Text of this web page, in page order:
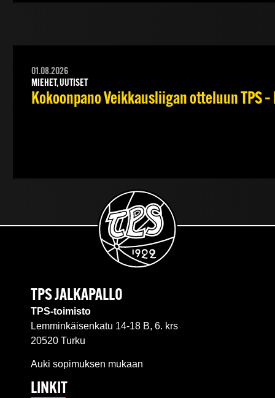
01.08.2026
MIEHET, UUTISET
Kokoonpano Veikkausliigan otteluun TPS
TPS JALKAPALLO
TPS-toimisto
Lemminkäisenkatu 14-18 B, 6. krs
20520 Turku
Auki sopimuksen mukaan
LINKIT